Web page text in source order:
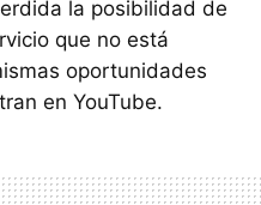
la posibilidad de
que no está
oportunidades
en YouTube.